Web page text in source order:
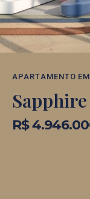
APARTAMENTO EM
R$